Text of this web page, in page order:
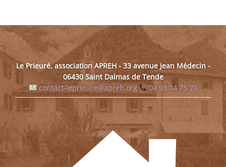
Le Prieuré, association APREH - 33 avenue Jean Médecin -
06430 Saint Dalmas de Tende
contact-leprieure@apreh.org
04 93 04 75 70